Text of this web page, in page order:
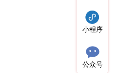
小程序
公众号